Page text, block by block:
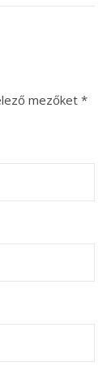
mezőket *